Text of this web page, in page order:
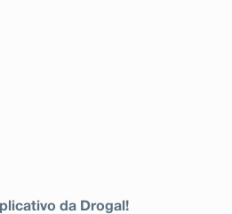
da Drogal!